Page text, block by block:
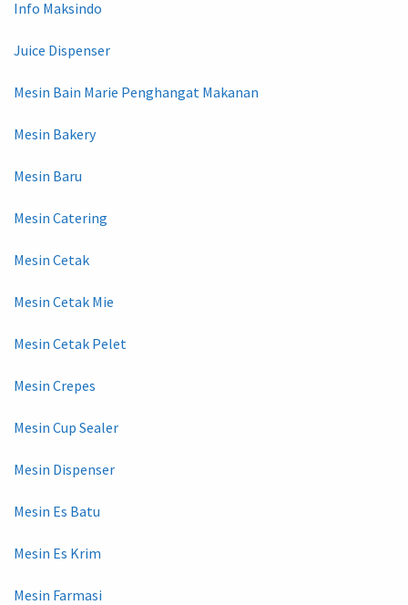
Info Maksindo
Juice Dispenser
Mesin Bain Marie Penghangat Makanan
Mesin Bakery
Mesin Baru
Mesin Catering
Mesin Cetak
Mesin Cetak Mie
Mesin Cetak Pelet
Mesin Crepes
Mesin Cup Sealer
Mesin Dispenser
Mesin Es Batu
Mesin Es Krim
Mesin Farmasi